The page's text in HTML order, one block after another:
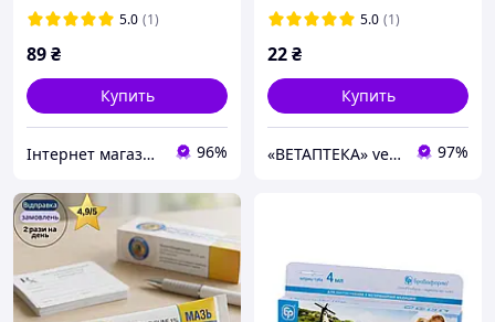
5.0 (1)
89₴
Купить
Інтернет магазин ВетФарм 96%
5.0 (1)
22₴
Купить
«ВЕТАПТЕКА» vetapteka.vinnica.ua 97%